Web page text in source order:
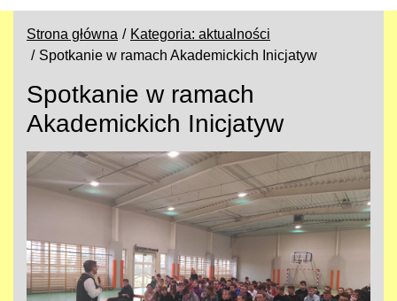
Strona główna
Kategoria: aktualności
Spotkanie w ramach Akademickich Inicjatyw
Spotkanie w ramach
Akademickich Inicjatyw